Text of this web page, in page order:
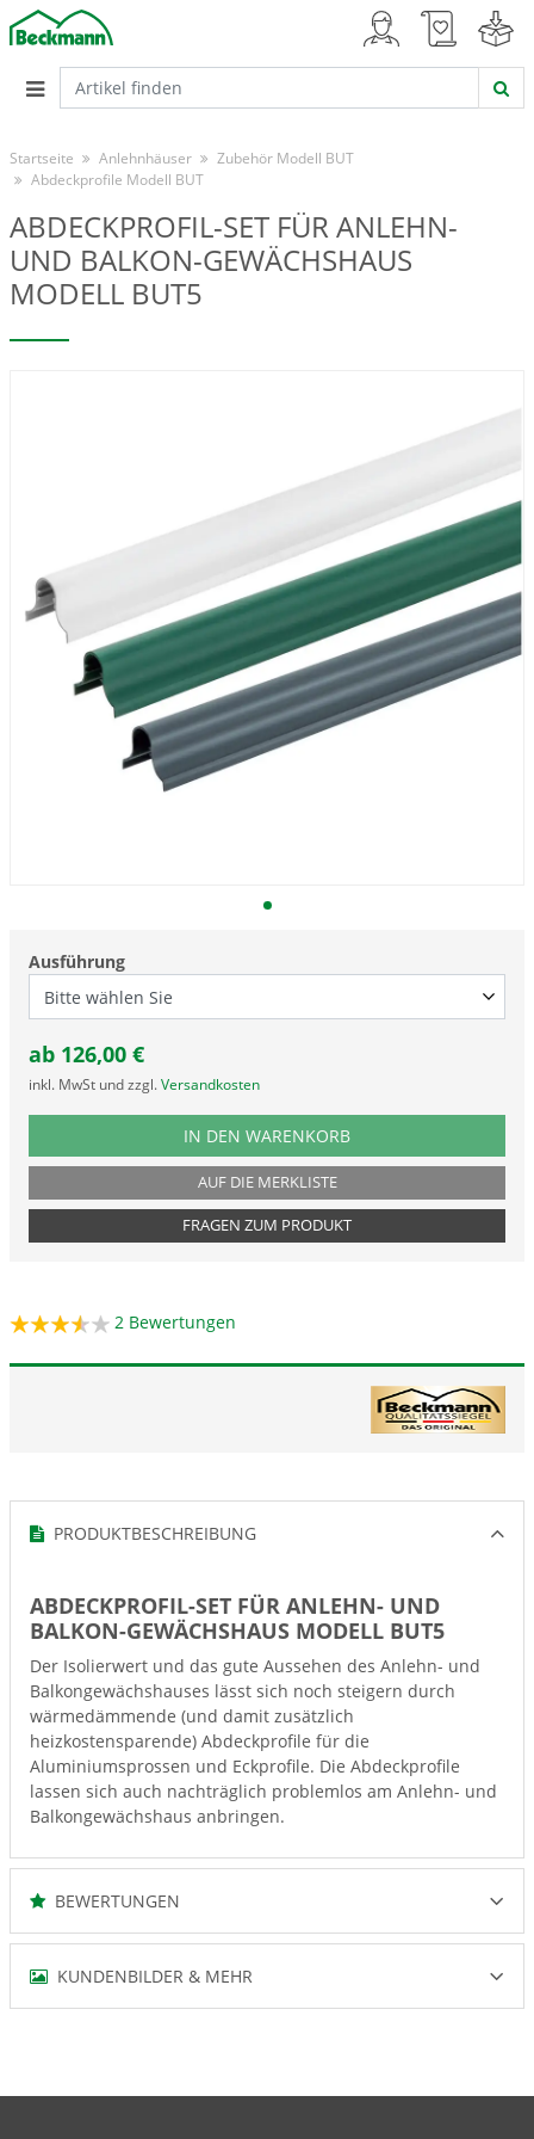
Startseite Anlehnhäuser
Zubehör Modell BUT
Abdeckprofile Modell BUT
ABDECKPROFIL-SET FÜR ANLEHN-
UND BALKON-GEWÄCHSHAUS
MODELL BUT5
Ausführung
ab 126,00 €
inkl. MwSt und zzgl. Versandkosten
PRODUKTNUMMER PROBUT5
IN DEN WARENKORB
AUF DIE MERKLISTE
FRAGEN ZUM PRODUKT
2 Bewertungen
PRODUKTBESCHREIBUNG
ABDECKPROFIL-SET FÜR ANLEHN- UND
BALKON-GEWÄCHSHAUS MODELL BUT5
Der Isolierwert und das gute Aussehen des Anlehn- und
Balkongewächshauses lässt sich noch steigern durch
wärmedämmende (und damit zusätzlich
heizkostensparende) Abdeckprofile für die
Aluminiumsprossen und Eckprofile. Die Abdeckprofile
lassen sich auch nachträglich problemlos am Anlehn- und
Balkongewächshaus anbringen.
BEWERTUNGEN
KUNDENBILDER & MEHR